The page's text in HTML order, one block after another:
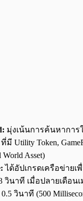
มุ่งเน้นการค้นหาการใ
ที่มี Utility Token,
Asset)
ได้อัปเกรดเครือข่ายเ
วินาที เมื่อปลายเดือน
วินาที (500